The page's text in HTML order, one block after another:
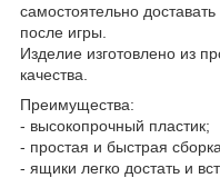
самостоятельно
после игры.
Изделие изготовлено из
качества.
Преимущества:
- высокопрочный пластик;
- простая и быстрая
- ящики легко достать и